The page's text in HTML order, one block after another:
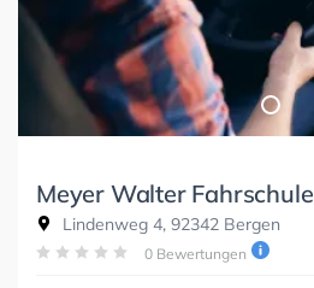
Meyer Walter Fahrschule
Lindenweg 4, 92342 Bergen
0 Bewertungen